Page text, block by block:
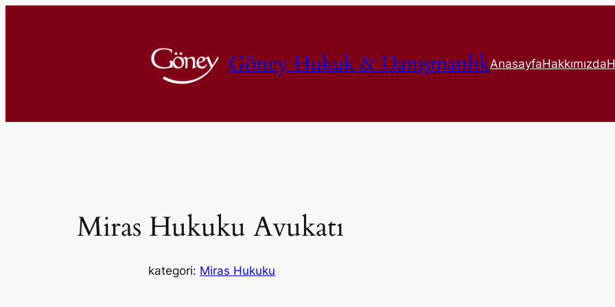
Göney Hukuk & DanışmanlıkAnasayfaHakkımızda
Miras Hukuku Avukatı
kategori: Miras Hukuku